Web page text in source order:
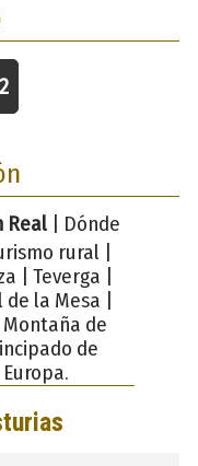
Real| Dónde
rural |
| Teverga |
de la Mesa |
de
de